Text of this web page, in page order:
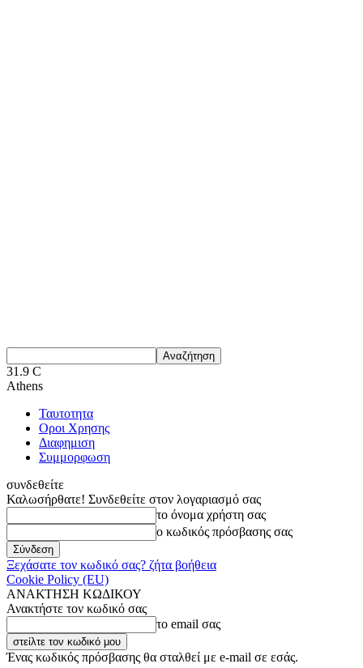
31.9 C
Athens
Ταυτοτητα
Οροι Χρησης
Διαφημιση
Συμμορφωση
συνδεθείτε
Καλωσήρθατε! Συνδεθείτε στον λογαριασμό σας
το όνομα χρήστη σας
ο κωδικός πρόσβασης σας
Ξεχάσατε τον κωδικό σας? ζήτα βοήθεια
Cookie Policy (EU)
ΑΝΑΚΤΗΣΗ ΚΩΔΙΚΟΥ
Ανακτήστε τον κωδικό σας
το email σας
Ένας κωδικός πρόσβασης θα σταλθεί με e-mail σε εσάς.